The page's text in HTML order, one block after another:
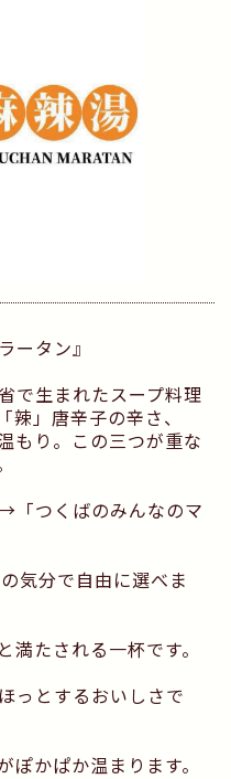
ータン』
で生まれたスープ料理
」唐辛子の辛さ、
もり。この三つが重な
「つくばのみんなのマ
気分で自由に選べま
たされる一杯です。
っとするおいしさで
ぽかぱか温まります。